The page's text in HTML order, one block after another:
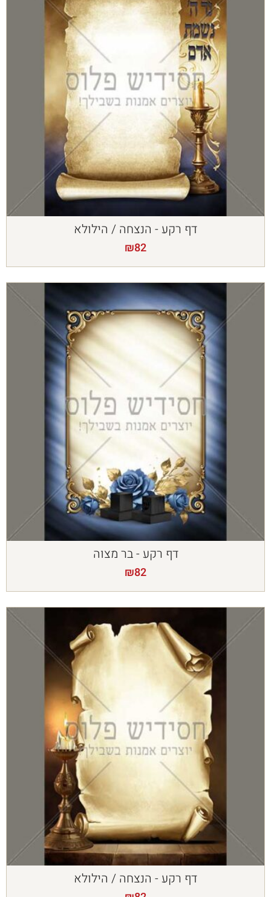
דף רקע - הנצחה / הילולא
₪82
דף רקע - בר מצוה
₪82
דף רקע - הנצחה / הילולא